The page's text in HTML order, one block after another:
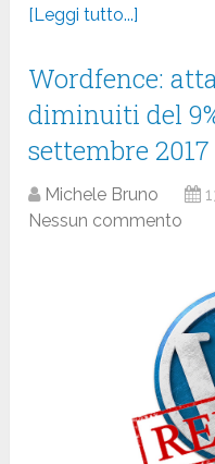
[Leggi tutto...]
Wordfence:
diminuiti del
settembre 2017
Michele Bruno
Nessun commento